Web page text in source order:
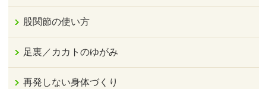
股関節の使い方
足裏／カカトのゆがみ
再発しない身体づくり